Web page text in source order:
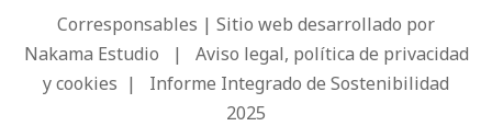
Corresponsables | Sitio web desarrollado por
Nakama Estudio | Aviso legal, política de privacidad
y cookies | Informe Integrado de Sostenibilidad
2025